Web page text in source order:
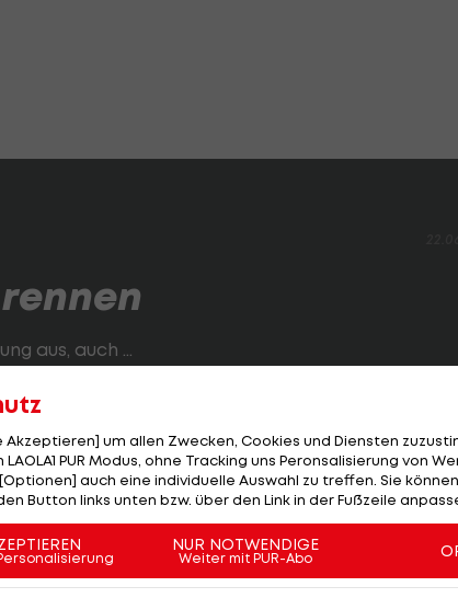
aus, auch ...
SEITE
Akzeptieren] um allen Zwecken, Cookies und Diensten
PUR Modus, ohne Tracking uns Peronsalisierung von
auch eine individuelle Auswahl zu treffen. Sie
Button links unten bzw. über den Link in der Fußzeile
NUR NOTWENDIGE
Weiter mit PUR-Abo